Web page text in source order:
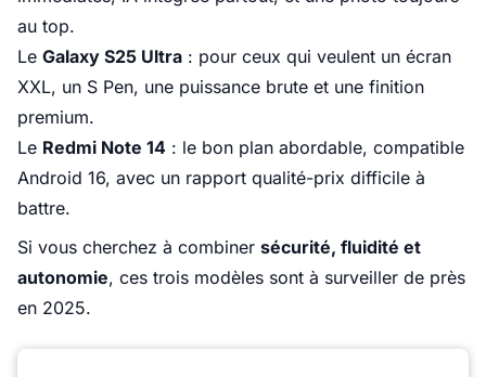
au top.
Le Galaxy S25 Ultra : pour ceux qui veulent un écran
XXL, un S Pen, une puissance brute et une finition
premium.
Le Redmi Note 14 : le bon plan abordable, compatible
Android 16, avec un rapport qualité-prix difficile à
battre.
Si vous cherchez à combiner sécurité, fluidité et
autonomie, ces trois modèles sont à surveiller de près
en 2025.